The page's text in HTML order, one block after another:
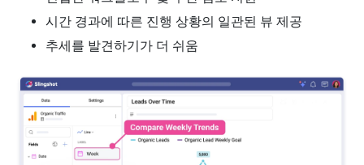
시간 경과에 따른 진행 상황의 일관된 뷰 제공
추세를 발견하기가 더 쉬움